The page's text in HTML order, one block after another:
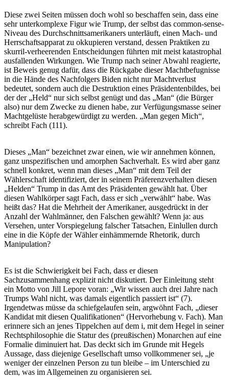
Diese zwei Seiten müssen doch wohl so beschaffen sein, dass eine
sehr unterkomplexe Figur wie Trump, der selbst das common-sense-
Niveau des Durchschnittsamerikaners unterläuft, einen Mach- und
Herrschaftsapparat zu okkupieren verstand, dessen Praktiken zu
skurril-verheerenden Entscheidungen führten mit meist katastrophal
ausfallenden Wirkungen. Wie Trump nach seiner Abwahl reagierte,
ist Beweis genug dafür, dass die Rückgabe dieser Machtbefugnisse
in die Hände des Nachfolgers Biden nicht nur Machtverlust
bedeutet, sondern auch die Destruktion eines Präsidentenbildes, bei
der der „Held“ nur sich selbst genügt und das „Man“ (die Bürger
also) nur dem Zwecke zu dienen habe, zur Verfügungsmasse seiner
Machtgelüste herabgewürdigt zu werden. „Man gegen Mich“,
schreibt Fach (111).
Dieses „Man“ bezeichnet zwar einen, wie wir annehmen können,
ganz unspezifischen und amorphen Sachverhalt. Es wird aber ganz
schnell konkret, wenn man dieses „Man“ mit dem Teil der
Wählerschaft identifiziert, der in seinem Präferenzverhalten diesen
„Helden“ Trump in das Amt des Präsidenten gewählt hat. Über
diesen Wahlkörper sagt Fach, dass er sich „verwählt“ habe. Was
heißt das? Hat die Mehrheit der Amerikaner, ausgedrückt in der
Anzahl der Wahlmänner, den Falschen gewählt? Wenn ja: aus
Versehen, unter Vorspiegelung falscher Tatsachen, Einlullen durch
eine in die Köpfe der Wähler einhämmernde Rhetorik, durch
Manipulation?
Es ist die Schwierigkeit bei Fach, dass er diesen
Sachzusammenhang explizit nicht diskutiert. Der Einleitung steht
ein Motto von Jill Lepore voran: „Wir wissen auch drei Jahre nach
Trumps Wahl nicht, was damals eigentlich passiert ist“ (7).
Irgendetwas müsse da schiefgelaufen sein, argwöhnt Fach, „dieser
Kandidat mit diesen Qualifikationen“ (Hervorhebung v. Fach). Man
erinnere sich an jenes Tippelchen auf dem i, mit dem Hegel in seiner
Rechtsphilosophie die Statur des (preußischen) Monarchen auf eine
Formalie diminuiert hat. Das deckt sich im Grunde mit Hegels
Aussage, dass diejenige Gesellschaft umso vollkommener sei, „je
weniger der einzelnen Person zu tun bleibe – im Unterschied zu
dem, was im Allgemeinen zu organisieren sei.